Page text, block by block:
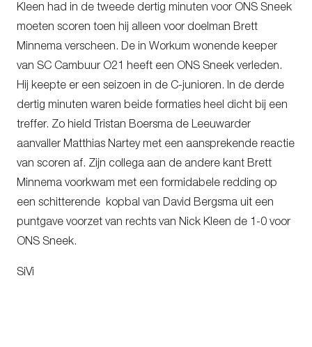
Kleen had in de tweede dertig minuten voor ONS Sneek
moeten scoren toen hij alleen voor doelman Brett
Minnema verscheen. De in Workum wonende keeper
van SC Cambuur O21 heeft een ONS Sneek verleden.
Hij keepte er een seizoen in de C-junioren. In de derde
dertig minuten waren beide formaties heel dicht bij een
treffer. Zo hield Tristan Boersma de Leeuwarder
aanvaller Matthias Nartey met een aansprekende reactie
van scoren af. Zijn collega aan de andere kant Brett
Minnema voorkwam met een formidabele redding op
een schitterende kopbal van David Bergsma uit een
puntgave voorzet van rechts van Nick Kleen de 1-0 voor
ONS Sneek.
SiVi